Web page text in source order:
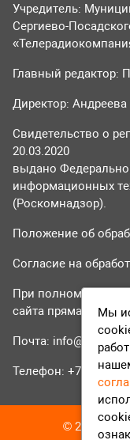
Учредитель:
Сергиево-
Главный редактор:
Директор:
Свидетельство о
20.03.2020
выдано
информационных
(Роскомнадзор).
Положение об
Согласие на
При полном или
сайта прямая
Почта: info@tvr24.tv
Телефон: +7 (496)
© 2016-
Мы